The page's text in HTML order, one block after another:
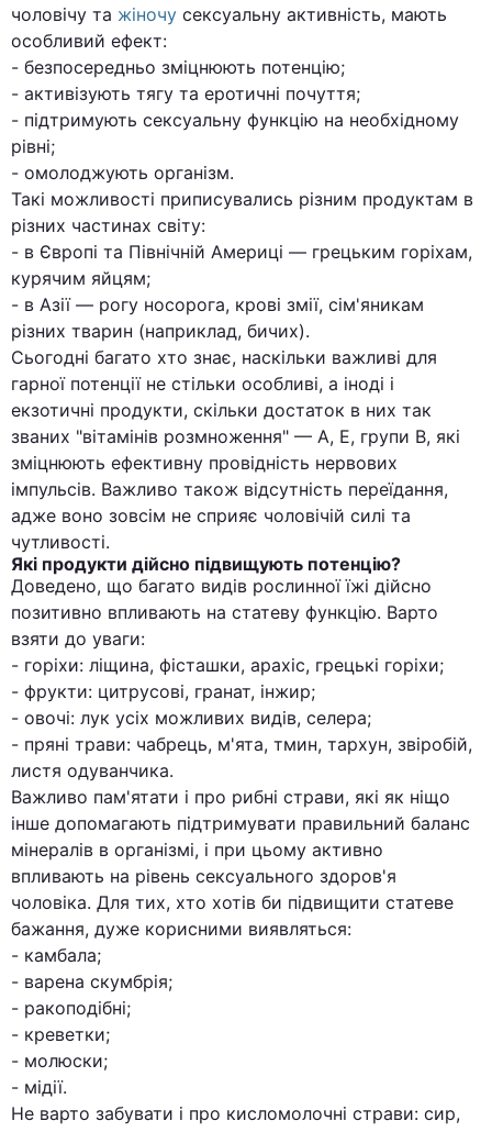
чоловічу та жіночу сексуальну активність, мають
особливий ефект:
- безпосередньо зміцнюють потенцію;
- активізують тягу та еротичні почуття;
- підтримують сексуальну функцію на необхідному
рівні;
- омолоджують організм.
Такі можливості приписувались різним продуктам в
різних частинах світу:
- в Європі та Північній Америці — грецьким горіхам,
курячим яйцям;
- в Азії — рогу носорога, крові змії, сім'яникам
різних тварин (наприклад, бичих).
Сьогодні багато хто знає, наскільки важливі для
гарної потенції не стільки особливі, а іноді і
екзотичні продукти, скільки достаток в них так
званих "вітамінів розмноження" — А, Е, групи В, які
зміцнюють ефективну провідність нервових
імпульсів. Важливо також відсутність переїдання,
адже воно зовсім не сприяє чоловічій силі та
чутливості.
Які продукти дійсно підвищують потенцію?
Доведено, що багато видів рослинної їжі дійсно
позитивно впливають на статеву функцію. Варто
взяти до уваги:
- горіхи: ліщина, фісташки, арахіс, грецькі горіхи;
- фрукти: цитрусові, гранат, інжир;
- овочі: лук усіх можливих видів, селера;
- пряні трави: чабрець, м'ята, тмин, тархун, звіробій,
листя одуванчика.
Важливо пам'ятати і про рибні страви, які як ніщо
інше допомагають підтримувати правильний баланс
мінералів в організмі, і при цьому активно
впливають на рівень сексуального здоров'я
чоловіка. Для тих, хто хотів би підвищити статеве
бажання, дуже корисними виявляться:
- камбала;
- варена скумбрія;
- ракоподібні;
- креветки;
- молюски;
- мідії.
Не варто забувати і про кисломолочні страви: сир,